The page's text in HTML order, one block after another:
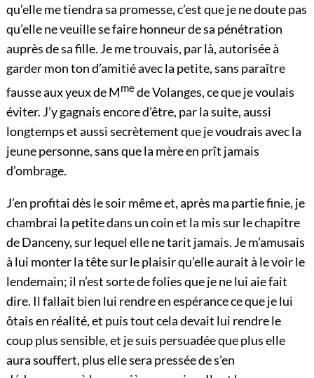
qu’elle me tiendra sa promesse, c’est que je ne doute pas
qu’elle ne veuille se faire honneur de sa pénétration
auprès de sa fille. Je me trouvais, par là, autorisée à
garder mon ton d’amitié avec la petite, sans paraître
fausse aux yeux de Mmede Volanges, ce que je voulais
éviter. J’y gagnais encore d’être, par la suite, aussi
longtemps et aussi secrètement que je voudrais avec la
jeune personne, sans que la mère en prît jamais
d’ombrage.
J’en profitai dès le soir même et, après ma partie finie, je
chambrai la petite dans un coin et la mis sur le chapitre
de Danceny, sur lequel elle ne tarit jamais. Je m’amusais
à lui monter la tête sur le plaisir qu’elle aurait à le voir le
lendemain; il n’est sorte de folies que je ne lui aie fait
dire. Il fallait bien lui rendre en espérance ce que je lui
ôtais en réalité, et puis tout cela devait lui rendre le
coup plus sensible, et je suis persuadée que plus elle
aura souffert, plus elle sera pressée de s’en